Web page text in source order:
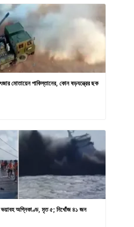
মোতায়েন পাকিস্তানের, কোন ষড়যন্ত্রের ছক
ভয়াবহ অগ্নিকাণ্ড, মৃত ৫; নিখোঁজ ৪১ জন